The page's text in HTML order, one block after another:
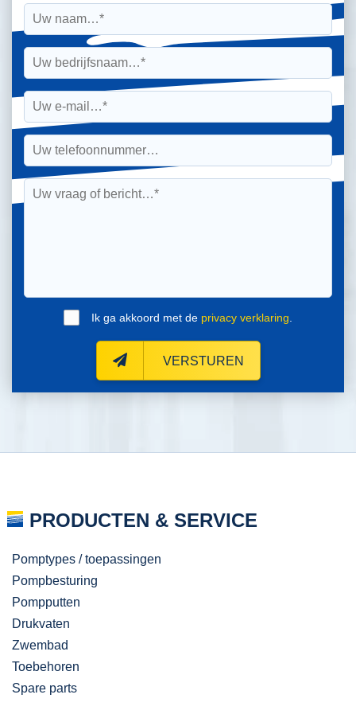
Ik ga akkoord met de privacy verklaring
VERSTUREN
PRODUCTEN & SERVICE
Pomptypes / toepassingen
Pompbesturing
Pompputten
Drukvaten
Zwembad
Toebehoren
Spare parts